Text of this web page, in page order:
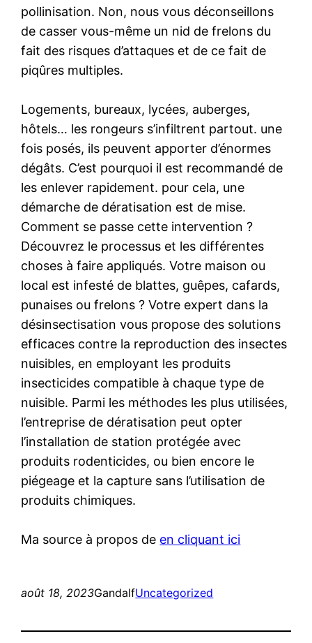
pollinisation. Non, nous vous déconseillons
de casser vous-même un nid de frelons du
fait des risques d’attaques et de ce fait de
piqûres multiples.
Logements, bureaux, lycées, auberges,
hôtels… les rongeurs s’infiltrent partout. une
fois posés, ils peuvent apporter d’énormes
dégâts. C’est pourquoi il est recommandé de
les enlever rapidement. pour cela, une
démarche de dératisation est de mise.
Comment se passe cette intervention ?
Découvrez le processus et les différentes
choses à faire appliqués. Votre maison ou
local est infesté de blattes, guêpes, cafards,
punaises ou frelons ? Votre expert dans la
désinsectisation vous propose des solutions
efficaces contre la reproduction des insectes
nuisibles, en employant les produits
insecticides compatible à chaque type de
nuisible. Parmi les méthodes les plus utilisées,
l’entreprise de dératisation peut opter
l’installation de station protégée avec
produits rodenticides, ou bien encore le
piégeage et la capture sans l’utilisation de
produits chimiques.
Ma source à propos de en cliquant ici
août 18, 2023GandalfUncategorized